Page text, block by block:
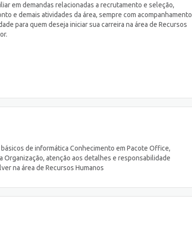
em demandas relacionadas a recrutamento e seleção,
e demais atividades da área, sempre com
para quem deseja iniciar sua carreira na área de Recursos
de informática Conhecimento em Pacote Office,
atenção aos detalhes e responsabilidade
na área de Recursos Humanos